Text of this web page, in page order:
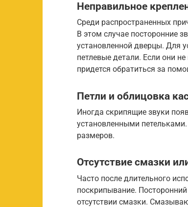
Неправильное
Среди распространенных
В этом случае посторонние
установленной дверцы. Для
петлевые детали. Если они
придется обратиться за
Петли и облицовка
Иногда скрипящие звуки
установленными
размеров.
Отсутствие смазки
Часто после длительного
поскрипывание.
отсутствии смазки.